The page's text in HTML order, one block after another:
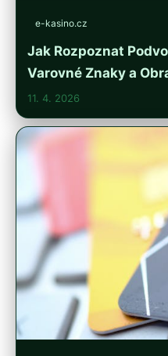
e-kasino.cz
Jak Rozpoznat
Varovné Znaky a
11. 4. 2026